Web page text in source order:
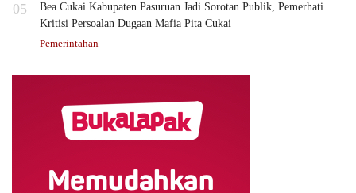
05
Bea Cukai Kabupaten Pasuruan Jadi Sorotan Publik, Pemerhati
Kritisi Persoalan Dugaan Mafia Pita Cukai
Pemerintahan